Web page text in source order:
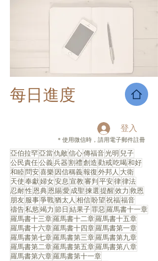
每日進度
登入
＊使用微信時，請用電子郵件註冊
亞伯拉罕亞當仇敵信心傳福音光明 兒子
公民責任公義兵器割禮創造勸戒吃喝和好
和睦 問安喜樂 因信稱義報復外邦人 大衛
天使奉獻婦女安息 宣教審判 平安律律法
忍耐性 恩典恩賜愛 成聖揀選提醒效力 救恩
朋友服事爭戰猶太人 相信盼望祝福福音
禱告私慾竭力 節日 結果子罪惡羅馬書十一章
羅馬書十三章羅馬書十二章羅馬書十五章
羅馬書十六章羅馬書十四章羅馬書第一章
羅馬書第七章羅馬書第三章羅馬書第九章
羅馬書第二章羅馬書第五章羅馬書第八章
羅馬書第六章羅馬書第十一章